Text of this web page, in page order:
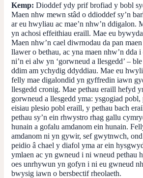
Kemp: Dioddef ydy prif brofiad y bobl
Maen nhw mewn stâd o ddioddef sy’n
ar eu hwyliau ac mae’n nhw’n ddigalon.
yn achosi effeithiau eraill. Mae eu
Maen nhw’n cael diwrnodau da pan
llawer o bethau, ac yna maen nhw’n dda
ni’n ei alw yn ‘gorwneud a llesgedd’ –
ddim am ychydig ddyddiau. Mae eu
felly mae digalondid yn gyffredin iawn
llesgedd cronig. Mae pethau eraill hefyd
gorwneud a llesgedd yma: ysgogiad
eisiau plesio pobl eraill, y pethau bach
pethau sy’n ein rhwystro rhag gallu
hunain a gofalu amdanom ein hunain.
amdanom ni yn gywir, sef gwytnwch,
peidio â chael y diafol yma ar ein
ymlaen ac yn gwneud i ni wneud pethau
oes unrhywun yn gofyn i ni eu gwneud
bwysig iawn o bersbectif rheolaeth.